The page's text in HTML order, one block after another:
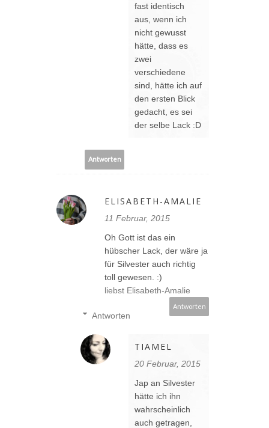
fast identisch
aus, wenn ich
nicht gewusst
hätte, dass es
zwei
verschiedene
sind, hätte ich auf
den ersten Blick
gedacht, es sei
der selbe Lack :D
Antworten
ELISABETH-AMALIE
11 Februar, 2015
Oh Gott ist das ein
hübscher Lack, der wäre ja
für Silvester auch richtig
toll gewesen. :)
liebst Elisabeth-Amalie
Antworten
Antworten
TIAMEL
20 Februar, 2015
Jap an Silvester
hätte ich ihn
wahrscheinlich
auch getragen,